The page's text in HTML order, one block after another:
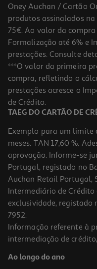
Oney Auchan / Cartão
produtos assinalados
75€. Ao valor da compra
Formalização até 6% e
prestações. Consulte
***O valor da primeira
compra, refletindo o
prestações acresce o
de Crédito.
TAEG DO CARTÃO DE
Exemplo para um limite
meses. TAN 17,60 %.
aprovação. Informe-se
Portugal, registado no
Auchan Retail Portugal,
Intermediário de
exclusividade, registado
7952.
Informação referente à
intermediação de crédito,
Ao longo do ano